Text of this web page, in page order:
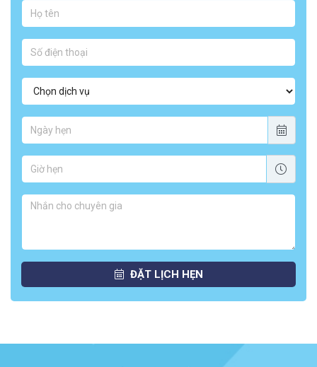
ĐẶT LỊCH HẸN